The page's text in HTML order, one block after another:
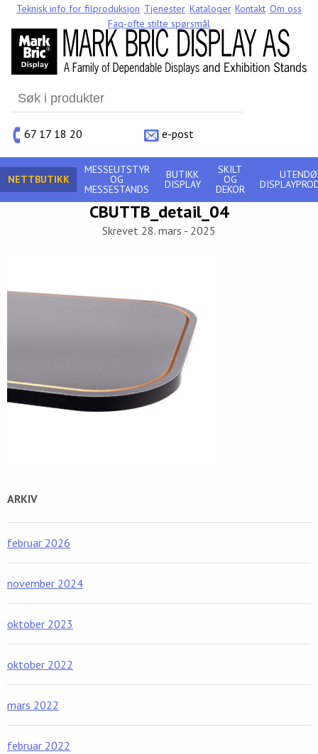
Search
for:
67 17 18 20
e-post
Teknisk info for filproduksjon Tjenester Kataloger Kontakt Om oss
Faq-ofte stilte spørsmål
NETTBUTIKK
MESSEUTSTYR
OG
MESSESTANDS
BUTIKK
DISPLAY
SKILT
OG
DEKOR
CBUTTB_detail_04
Skrevet 28. mars - 2025
ARKIV
februar 2026
november 2024
oktober 2023
oktober 2022
mars 2022
februar 2022